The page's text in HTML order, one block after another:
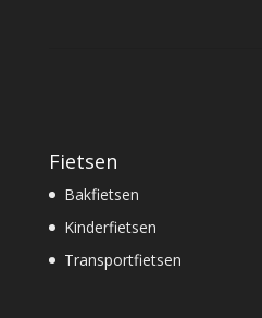
Fietsen
Bakfietsen
Kinderfietsen
Transportfietsen